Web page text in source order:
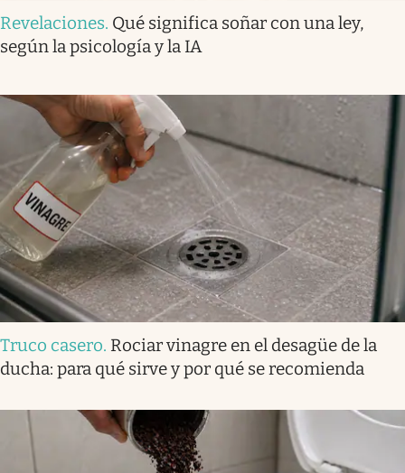
Revelaciones. Qué significa soñar con una ley,
según la psicología y la IA
Truco casero. Rociar vinagre en el desagüe de la
ducha: para qué sirve y por qué se recomienda